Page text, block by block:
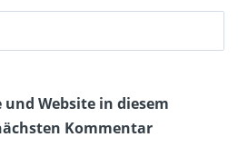
und Website in diesem
Kommentar